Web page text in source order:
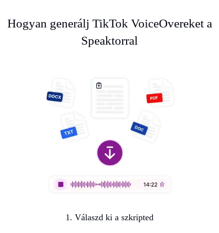
Hogyan generálj TikTok VoiceOvereket a
Speaktorral
1. Válaszd ki a szkripted